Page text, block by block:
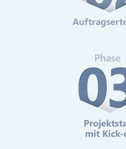
Web-
Mehr